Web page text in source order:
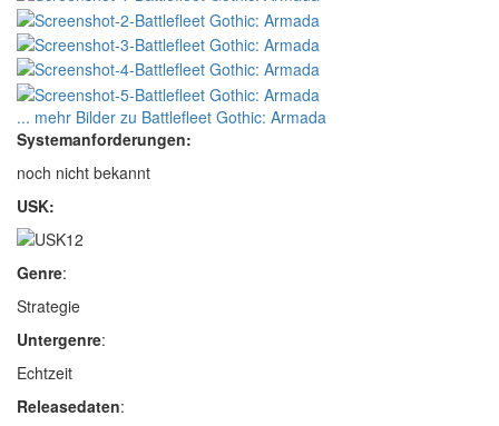
... mehr Bilder zu Battlefleet Gothic: Armada
Systemanforderungen:
noch nicht bekannt
USK:
Genre:
Strategie
Untergenre:
Echtzeit
Releasedaten: